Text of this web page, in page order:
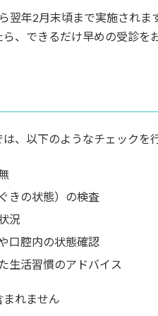
翌年2月末頃まで実施されます
、できるだけ早めの受診を
、以下のようなチェックを行
きの状態）の検査
況
口腔内の状態確認
生活習慣のアドバイス
れません